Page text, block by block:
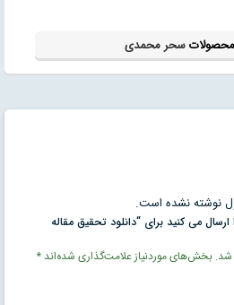
سحر محمدی
نوشته نشده است.
می کنید برای “دانلود تحقیق مقاله
شد. بخش‌های موردنیاز علامت‌گذاری شده‌اند*